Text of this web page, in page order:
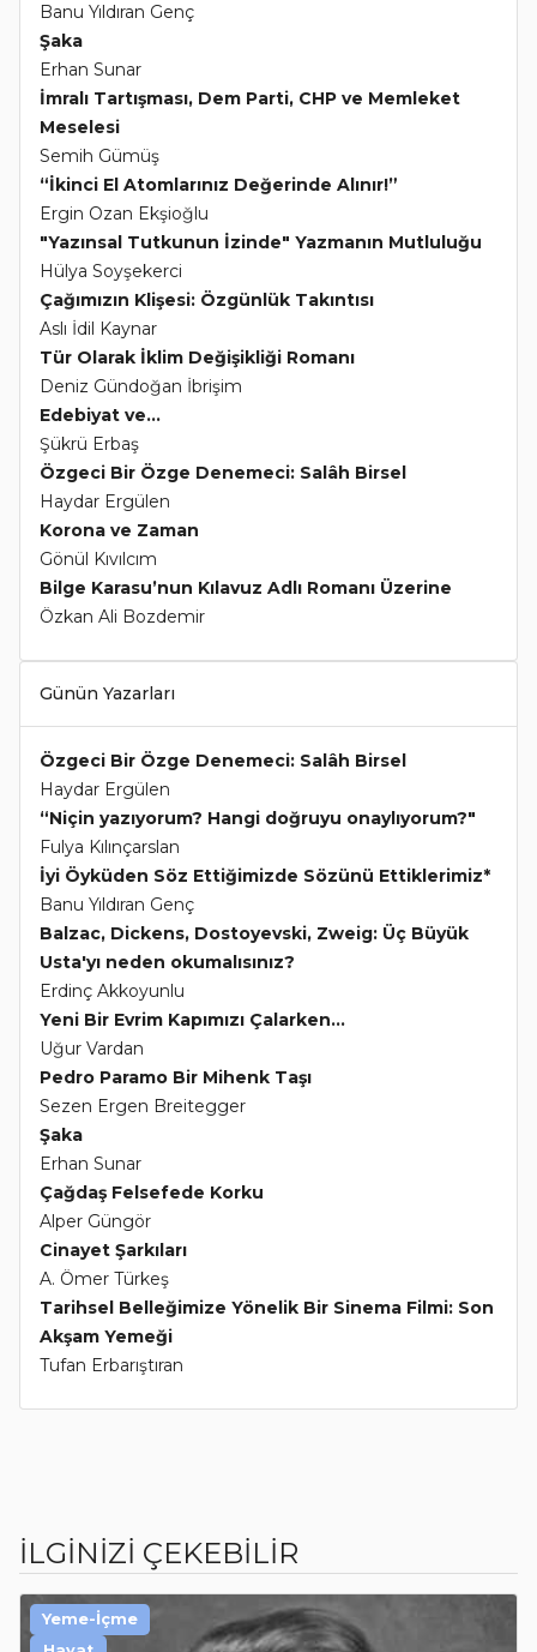
Banu Yıldıran Genç
Şaka
Erhan Sunar
İmralı Tartışması, Dem Parti, CHP ve Memleket
Meselesi
Semih Gümüş
“İkinci El Atomlarınız Değerinde Alınır!”
Ergin Ozan Ekşioğlu
"Yazınsal Tutkunun İzinde" Yazmanın Mutluluğu
Hülya Soyşekerci
Çağımızın Klişesi: Özgünlük Takıntısı
Aslı İdil Kaynar
Tür Olarak İklim Değişikliği Romanı
Deniz Gündoğan İbrişim
Edebiyat ve...
Şükrü Erbaş
Özgeci Bir Özge Denemeci: Salâh Birsel
Haydar Ergülen
Korona ve Zaman
Gönül Kıvılcım
Bilge Karasu’nun Kılavuz Adlı Romanı Üzerine
Özkan Ali Bozdemir
Günün Yazarları
Özgeci Bir Özge Denemeci: Salâh Birsel
Haydar Ergülen
“Niçin yazıyorum? Hangi doğruyu onaylıyorum?"
Fulya Kılınçarslan
İyi Öyküden Söz Ettiğimizde Sözünü Ettiklerimiz*
Banu Yıldıran Genç
Balzac, Dickens, Dostoyevski, Zweig: Üç Büyük
Usta'yı neden okumalısınız?
Erdinç Akkoyunlu
Yeni Bir Evrim Kapımızı Çalarken...
Uğur Vardan
Pedro Paramo Bir Mihenk Taşı
Sezen Ergen Breitegger
Şaka
Erhan Sunar
Çağdaş Felsefede Korku
Alper Güngör
Cinayet Şarkıları
A. Ömer Türkeş
Tarihsel Belleğimize Yönelik Bir Sinema Filmi: Son
Akşam Yemeği
Tufan Erbarıştıran
İLGİNİZİ ÇEKEBİLİR
Yeme-İçme